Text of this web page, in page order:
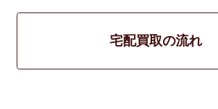
宅配買取の流れ